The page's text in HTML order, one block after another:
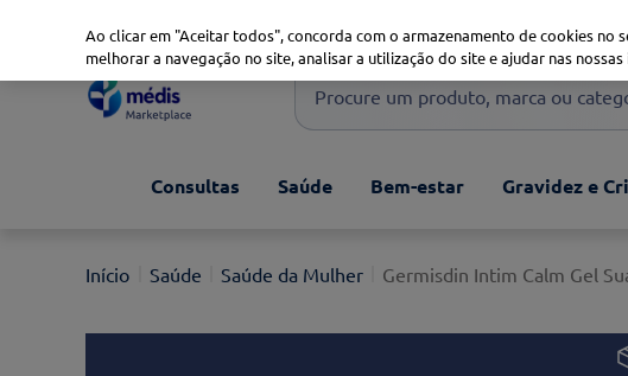
Procure um produto, marca ou
1º xiaomi
3º now
Consultas Saúde Bem-estar Gravidez e
Saúde Saúde da Mulher Germisdin Intim Calm Gel
Ao clicar em "Aceitar todos", concorda com o armazenamento de cookies no
melhorar a navegação no site, analisar a utilização do site e ajudar nas